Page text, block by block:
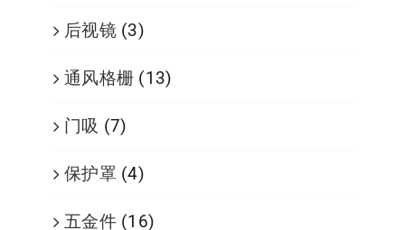
后视镜 (3)
通风格栅 (13)
门吸 (7)
保护罩 (4)
五金件 (16)